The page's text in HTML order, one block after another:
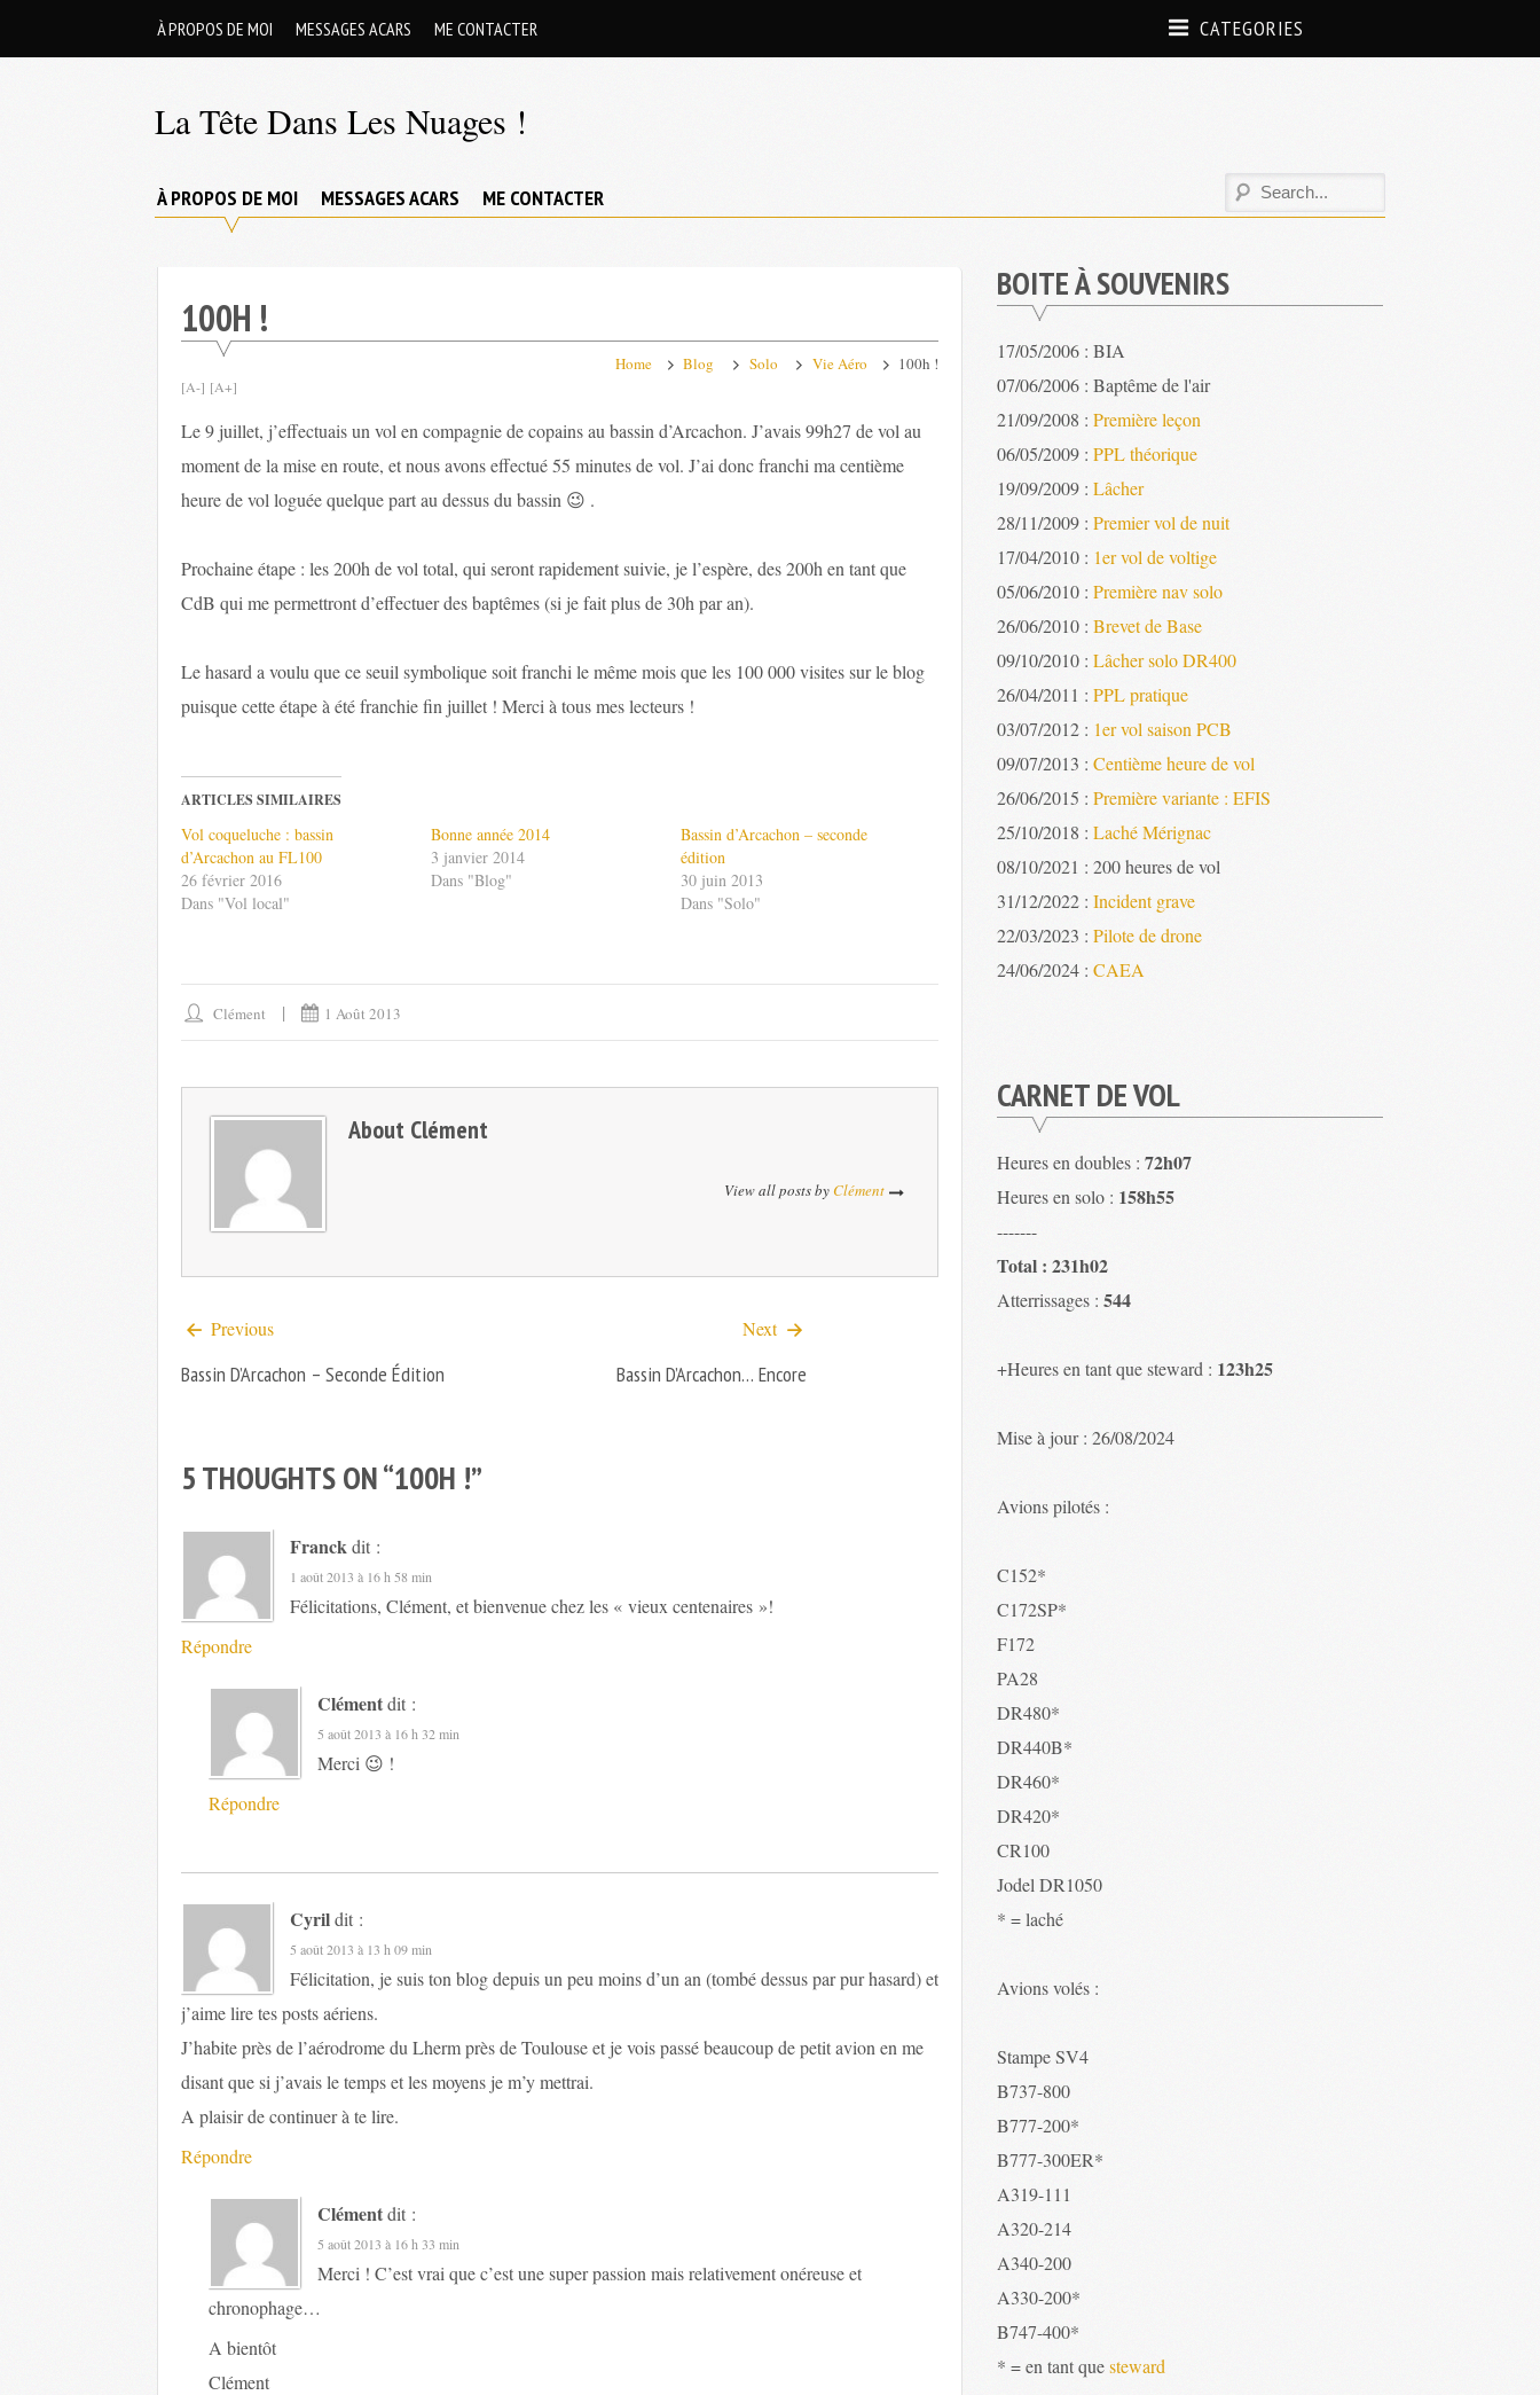
À PROPOS DE MOI MESSAGES ACARS ME CONTACTER CATEGORIES
La Tête Dans Les Nuages !
aventures
privé
À PROPOS DE MOI MESSAGES ACARS ME CONTACTER
100H !
Home Blog Solo Vie Aéro 100h !
[A-] [A+]
Le 9 juillet, j’effectuais un vol en compagnie de copains au bassin d’Arcachon. J’avais 99h27 de vol au
moment de la mise en route, et nous avons effectué 55 minutes de vol. J’ai donc franchi ma centième
heure de vol loguée quelque part au dessus du bassin 😉 .
Prochaine étape : les 200h de vol total, qui seront rapidement suivie, je l’espère, des 200h en tant que
CdB qui me permettront d’effectuer des baptêmes (si je fait plus de 30h par an).
Le hasard a voulu que ce seuil symbolique soit franchi le même mois que les 100 000 visites sur le blog
puisque cette étape à été franchie fin juillet ! Merci à tous mes lecteurs !
ARTICLES SIMILAIRES
Vol coqueluche : bassin
d’Arcachon au FL100
26 février 2016
Dans "Vol local"
Bonne année 2014
3 janvier 2014
Dans "Blog"
Bassin d’Arcachon – seconde
édition
30 juin 2013
Dans "Solo"
Clément 1 Août 2013
About Clément
View all posts byClément
Previous
Bassin D’Arcachon – Seconde Édition
Next
Bassin D’Arcachon… Encore
5 THOUGHTS ON “100H !”
Franckdit :
1 août 2013 à 16 h 58 min
Félicitations, Clément, et bienvenue chez les « vieux centenaires »!
Répondre
Clémentdit :
5 août 2013 à 16 h 32 min
Merci 😉 !
Répondre
Cyrildit :
5 août 2013 à 13 h 09 min
Félicitation, je suis ton blog depuis un peu moins d’un an (tombé dessus par pur hasard) et
j’aime lire tes posts aériens.
J’habite près de l’aérodrome du Lherm près de Toulouse et je vois passé beaucoup de petit avion en me
disant que si j’avais le temps et les moyens je m’y mettrai.
A plaisir de continuer à te lire.
Répondre
Clémentdit :
5 août 2013 à 16 h 33 min
Merci ! C’est vrai que c’est une super passion mais relativement onéreuse et
chronophage…
A bientôt
Clément
BOITE À SOUVENIRS
17/05/2006 : BIA
07/06/2006 : Baptême de l'air
21/09/2008 :Première leçon
06/05/2009 :PPL théorique
19/09/2009 :Lâcher
28/11/2009 :Premier vol de nuit
17/04/2010 : 1er vol de voltige
05/06/2010 :Première nav solo
26/06/2010 :Brevet de Base
09/10/2010 :Lâcher solo DR400
26/04/2011 :PPL pratique
03/07/2012 : 1er vol saison PCB
09/07/2013 :Centième heure de vol
26/06/2015 :Première variante : EFIS
25/10/2018 :Laché Mérignac
08/10/2021 : 200 heures de vol
31/12/2022 :Incident grave
22/03/2023 :Pilote de drone
24/06/2024 :CAEA
CARNET DE VOL
Heures en doubles :72h07
Heures en solo : 158h55
-------
Total : 231h02
Atterrissages :544
+Heures en tant que steward : 123h25
Mise à jour : 26/08/2024
Avions pilotés :
C152*
C172SP*
F172
PA28
DR480*
DR440B*
DR460*
DR420*
CR100
Jodel DR1050
* = laché
Avions volés :
Stampe SV4
B737-800
B777-200*
B777-300ER*
A319-111
A320-214
A340-200
A330-200*
B747-400*
* = en tant questeward